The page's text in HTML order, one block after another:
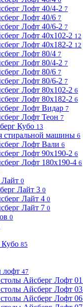
Лофт 40/4-2 7
Лофт 40/6 7
Лофт 40/6-2 7
Лофт 40х102-2 12
Лофт 40х182-2 12
Лофт 80/4 7
Лофт 80/4-2 7
Лофт 80/6 7
Лофт 80/6-2 7
Лофт 80х102-2 6
Лофт 80х182-2 6
Лофт Видар 7
Лофт Теон 7
Кубо 13
стиральной машины 6
Лофт Вали 6
Лофт 90х190-2 6
Лофт 180х190-4 6
Лайт 0
Лайт 3 0
Лайт 4 0
Лайт 7 0
0
Кубо 85
лофт 47
Айсберг Лофт 01
Айсберг Лофт 03
Айсберг Лофт 06